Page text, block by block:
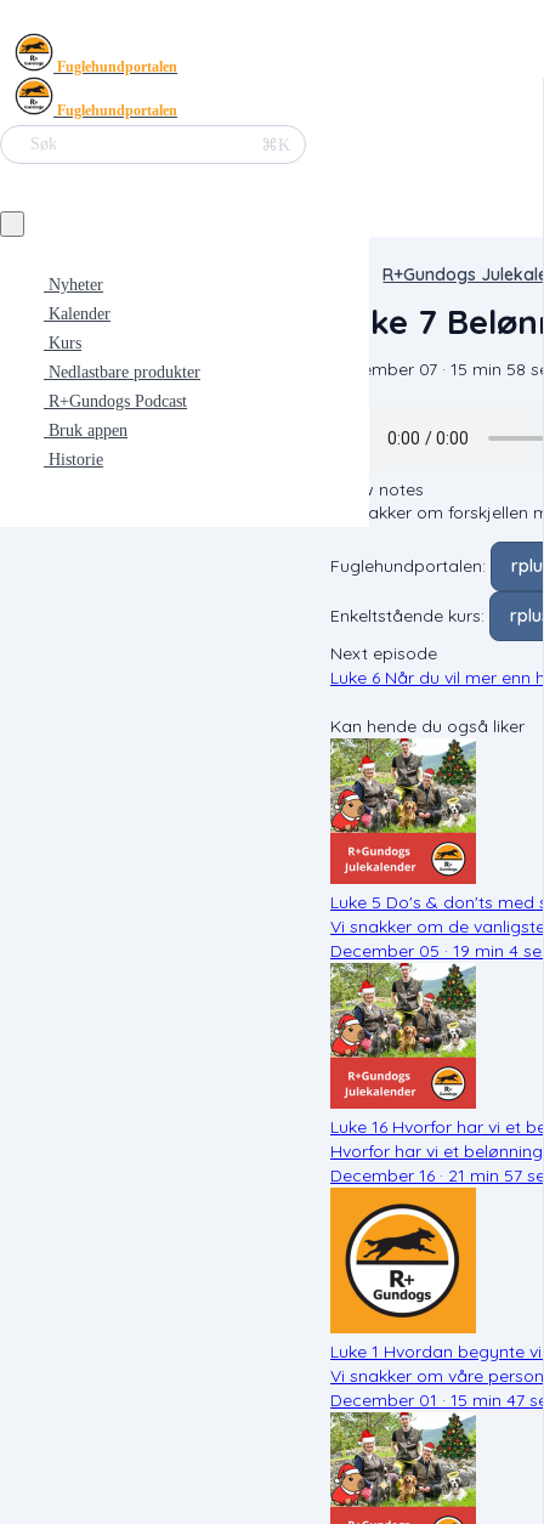
Fuglehundportalen
Fuglehundportalen
Søk ⌘K
Nyheter
Kalender
Kurs
Nedlastbare produkter
R+Gundogs Podcast
Bruk appen
Historie
R+Gundogs
Luke 7
December 07 · 15 min 58
Show notes
Vi snakker om
Fuglehundportalen:
Enkeltstående kurs:
Next episode
Luke 6 Når du vil mer enn
Kan hende du også liker
Luke 5 Do's & don'ts med
Vi snakker om de
December 05 · 19 min 4
Luke 16 Hvorfor har vi et
Hvorfor har vi et
December 16 · 21 min 57
Luke 1 Hvordan begynte
Vi snakker om våre
December 01 · 15 min 47